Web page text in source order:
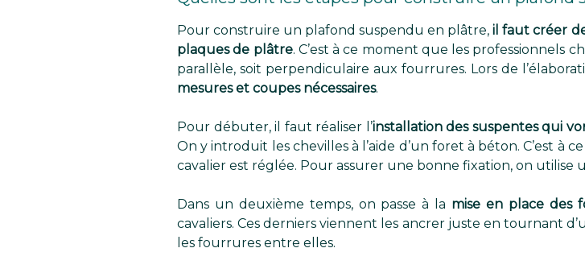
Pour construire un plafond suspendu en plâtre,il faut créer
plaques de plâtre. C’est à ce moment que les professionnels
parallèle, soit perpendiculaire aux fourrures. Lors de
mesures et coupes nécessaires.
Pour débuter, il faut réaliser l’installation des suspentes qui
On y introduit les chevilles à l’aide d’un foret à béton. C’est
cavalier est réglée. Pour assurer une bonne fixation, on
Dans un deuxième temps, on passe à la mise en place des
cavaliers. Ces derniers viennent les ancrer juste en tournant
les fourrures entre elles.